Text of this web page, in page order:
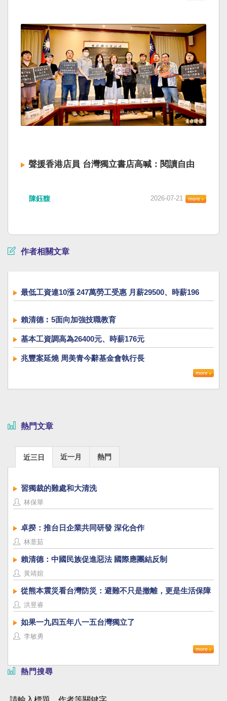
聲援香港店員 台灣獨立書店高喊：閱讀自由
陳鈺馥 2026-07-21
作者相關文章
最低工資連10漲 247萬勞工受惠 月薪29500、時薪196
賴清德︰5面向加強技職教育
基本工資調高為26400元、時薪176元
兆豐案延燒 周美青今辭基金會執行長
熱門文章
近三日 近一月 熱門
習獨裁的難處和大清洗
林保華
卓揆：推台日企業共同研發 深化合作
林薏茹
賴清德：中國民族促進惡法 國際應團結反制
黃靖媗
從熊本震災看台灣防災：避難不只是撤離，更是生活保障
洪昱睿
如果一九四五年八一五台灣獨立了
李敏勇
熱門搜尋